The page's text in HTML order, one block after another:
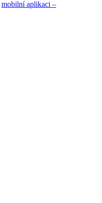
mobilní aplikaci –